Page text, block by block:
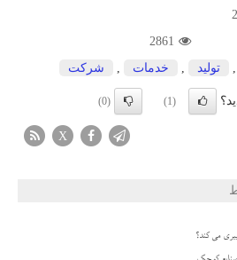
2861
, تولید , خدمات , شركت
(1)
(0)
X
می کند؟